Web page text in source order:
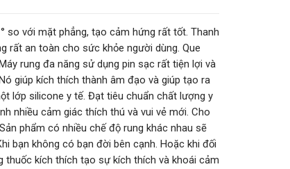
so với mặt phẳng, tạo cảm hứng rất tốt. Thanh
rất an toàn cho sức khỏe người dùng. Que
rung đa năng sử dụng pin sạc rất tiện lợi và
giúp kích thích thành âm đạo và giúp tạo ra
lớp silicone y tế. Đạt tiêu chuẩn chất lượng y
nhiều cảm giác thích thú và vui vẻ mới. Cho
phẩm có nhiều chế độ rung khác nhau sẽ
bạn không có bạn đời bên cạnh. Hoặc khi đối
thuốc kích thích tạo sự kích thích và khoái cảm